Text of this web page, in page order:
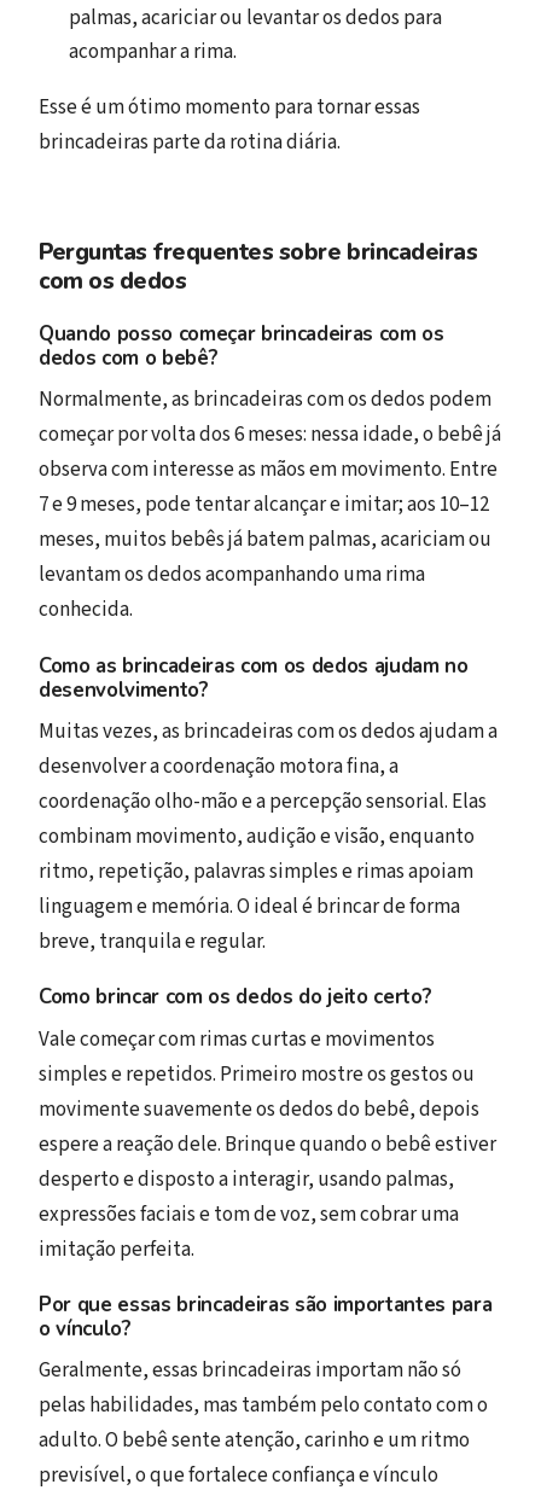
palmas, acariciar ou levantar os dedos para
acompanhar a rima.
Esse é um ótimo momento para tornar essas
brincadeiras parte da rotina diária.
Perguntas frequentes sobre brincadeiras
com os dedos
Quando posso começar brincadeiras com os
dedos com o bebê?
Normalmente, as brincadeiras com os dedos podem
começar por volta dos 6 meses: nessa idade, o bebê já
observa com interesse as mãos em movimento. Entre
7 e 9 meses, pode tentar alcançar e imitar; aos 10–12
meses, muitos bebês já batem palmas, acariciam ou
levantam os dedos acompanhando uma rima
conhecida.
Como as brincadeiras com os dedos ajudam no
desenvolvimento?
Muitas vezes, as brincadeiras com os dedos ajudam a
desenvolver a coordenação motora fina, a
coordenação olho-mão e a percepção sensorial. Elas
combinam movimento, audição e visão, enquanto
ritmo, repetição, palavras simples e rimas apoiam
linguagem e memória. O ideal é brincar de forma
breve, tranquila e regular.
Como brincar com os dedos do jeito certo?
Vale começar com rimas curtas e movimentos
simples e repetidos. Primeiro mostre os gestos ou
movimente suavemente os dedos do bebê, depois
espere a reação dele. Brinque quando o bebê estiver
desperto e disposto a interagir, usando palmas,
expressões faciais e tom de voz, sem cobrar uma
imitação perfeita.
Por que essas brincadeiras são importantes para
o vínculo?
Geralmente, essas brincadeiras importam não só
pelas habilidades, mas também pelo contato com o
adulto. O bebê sente atenção, carinho e um ritmo
previsível, o que fortalece confiança e vínculo